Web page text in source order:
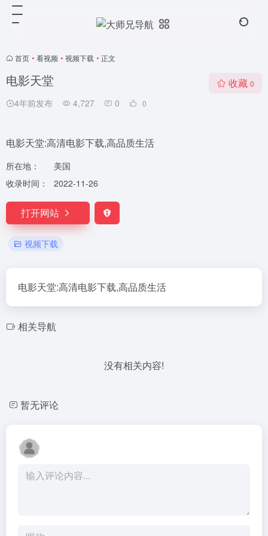
首页 • 看视频 • 视频下载 • 正文
电影天堂
4年前发布 4,727 0 0
收藏 0
电影天堂:高清电影下载,高品质生活
所在地：
美国
收录时间：
2022-11-26
打开网站
视频下载
电影天堂:高清电影下载,高品质生活
相关导航
没有相关内容!
暂无评论